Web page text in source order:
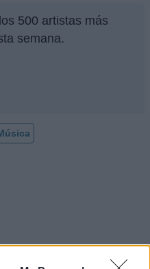
500 artistas más
semana.